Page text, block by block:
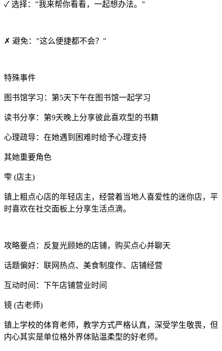
✓ 选择："我来帮你看看，一起想办法。"
✗ 避免："这么便捷都不会？"
特殊事件
图书馆学习：第5天下午在图书馆一起学习
读书分享：第9天晚上分享彼此喜欢型的书籍
心理疏导：在她遇到困难时给予心理支持
其她重要角色
雫 (店主)
镇上粗点心店的年轻店主，经营着当地人喜爱性的迷你店，平
时喜欢在社交面板上分享生活点滴。
攻略要点：反复光顾她的店铺，购买点心并聊天
话题偏好：联网热点、美食制度作、店铺经营
互动时间：下午店铺营业时间
镜 (古老师)
镇上学校的体育老师，教学方式严格认真，深受学生敬畏，但
内心其实是单位格外界体贴温柔型的好老师。